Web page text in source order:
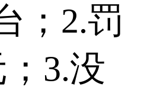
；2.罚
3.没